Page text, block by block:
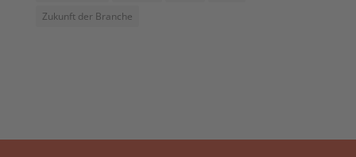
Zukunft der Branche